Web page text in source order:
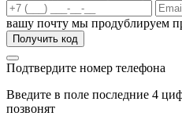
вашу почту мы продублируем
Получить код
Подтвердите номер телефона
Введите в поле последние 4
позвонят